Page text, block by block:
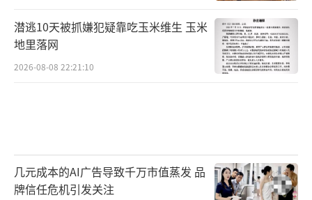
潜逃10天被抓嫌犯疑靠吃玉米维生 玉米
地里落网
2026-08-08 22:21:10
几元成本的AI广告导致千万市值蒸发 品
牌信任危机引发关注